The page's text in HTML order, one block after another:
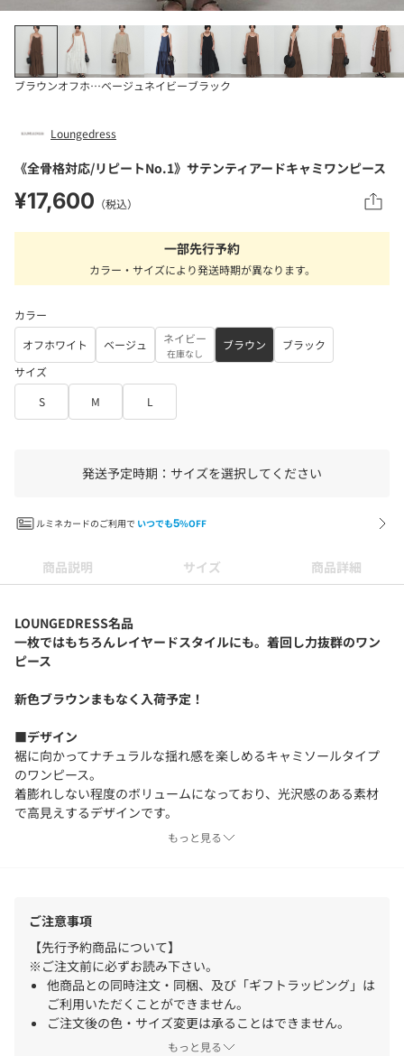
ブラウンオフホワイトベージュ ネイビーブラック
Loungedress
《全骨格対応/リピートNo.1》サテンティアードキャミワンピース
¥17,600 （税込）
一部先行予約
カラー・サイズにより発送時期が異なります。
カラー
オフホワイト
ベージュ ネイビー
在庫なし
ブラウン
ブラック
サイズ
S
M L
発送予定時期：サイズを選択してください
ルミネカードのご利用で いつでも5%OFF
商品説明 サイズ 商品詳細
LOUNGEDRESS名品
一枚ではもちろんレイヤードスタイルにも。着回し力抜群のワン
ピース
新色ブラウンまもなく入荷予定！
■デザイン
裾に向かってナチュラルな揺れ感を楽しめるキャミソールタイプ
のワンピース。
着膨れしない程度のボリュームになっており、光沢感のある素材
で高見えするデザインです。
肩紐はアジャスターになっているため、幅広い身長の方にお楽し
ワンピースの上にオーバーサイズのニットを重ねたり、FURカシ
ミヤのカーディガンを合わせたりと通年着まわしをお楽しみいた
だけます。
デニムシャツやテーラードジャケットとの合わせも相性抜群で
アクセントになるアクセサリーと華やかに組み合わせたり、ロゴT
シャツや無地のタンクトップなどとのレイヤードスタイルがおす
もっと見る
ご注意事項
【先行予約商品について】
※ご注文前に必ずお読み下さい。
他商品との同時注文・同梱、及び「ギフトラッピング」は
ご利用いただくことができません。
ご注文後の色・サイズ変更は承ることはできません。
注文から出荷までに期間が空く場合、クレジットカードの
もっと見る